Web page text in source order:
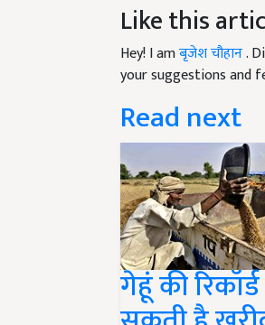
Hey! I amबृजेश चौहान.
your suggestions and
Read next
गेहूं की
सकती है